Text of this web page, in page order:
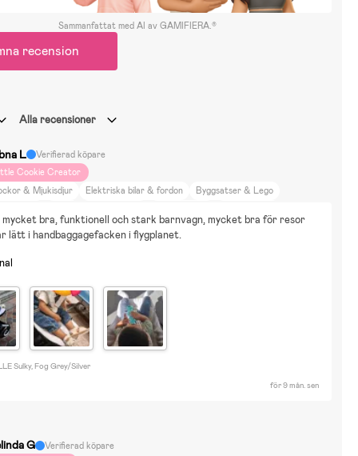
Sammanfattat med AI av GAMIFIERA.®
recension
Alla recensioner
L
Verifierad köpare
Cookie Creator
& Mjukisdjur
Elektriska bilar & fordon
Byggsatser & Lego
& Natur
Neutrala färger
Promenader
mycket bra, funktionell och stark barnvagn, mycket bra för resor
lätt i handbaggagefacken i flygplanet.
Sulky, Fog Grey/Silver
för 9 mån. sen
G
Verifierad köpare